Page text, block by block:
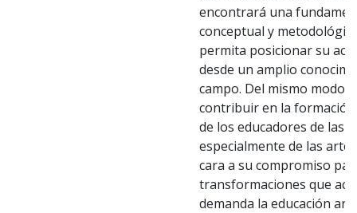
encontrará una
conceptual y
permita posicionar su
desde un amplio
campo. Del mismo modo,
contribuir en la
de los educadores de las
especialmente de las
cara a su compromiso
transformaciones que
demanda la educación